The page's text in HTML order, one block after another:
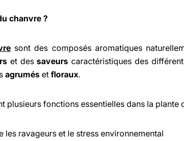
chanvre ?
sont des composés aromatiques
et dessaveurs caractéristiques des
agrumés et floraux.
plusieurs fonctions essentielles dans la plante
les ravageurs et le stress environnemental